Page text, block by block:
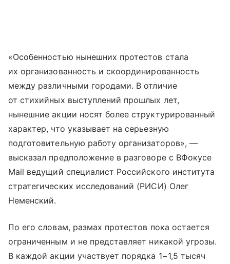
«Особенностью нынешних протестов стала
их организованность и скоординированность
между различными городами. В отличие
от стихийных выступлений прошлых лет,
нынешние акции носят более структурированный
характер, что указывает на серьезную
подготовительную работу организаторов», —
высказал предположение в разговоре с ВФокусе
Mail ведущий специалист Российского института
стратегических исследований (РИСИ) Олег
Неменский.
По его словам, размах протестов пока остается
ограниченным и не представляет никакой угрозы.
В каждой акции участвует порядка 1−1,5 тысяч